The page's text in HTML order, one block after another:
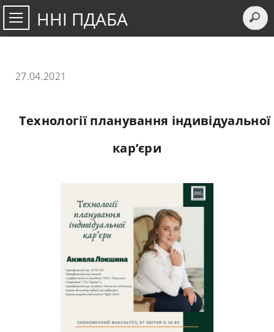
ННІ ПДАБА
27.04.2021
Технології планування індивідуальної
кар’єри